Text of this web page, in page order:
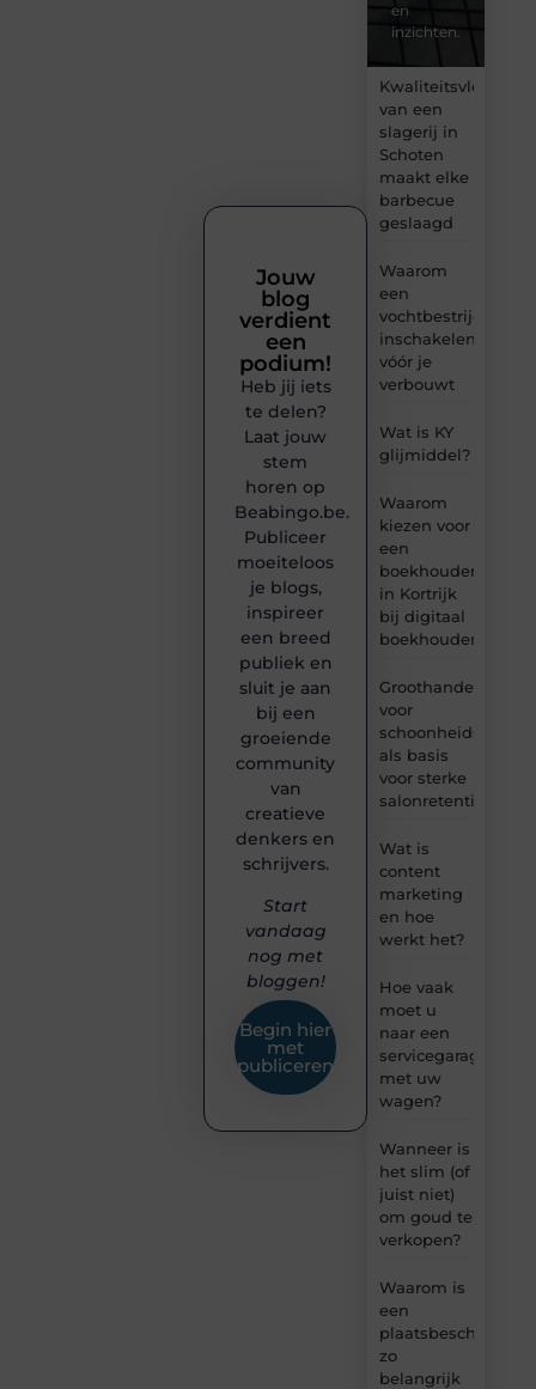
en
inzichten.
Kwaliteitsvlees
van een
slagerij in
Schoten
maakt elke
barbecue
geslaagd
Waarom
een
inschakelen
vóór je
verbouwt
Wat is KY
glijmiddel?
Waarom
kiezen voor
een
boekhouder
in Kortrijk
bij digitaal
boekhouden?
Groothandel
voor
als basis
voor sterke
salonretentie
Wat is
content
marketing
en hoe
werkt het?
Hoe vaak
moet u
naar een
servicegarage
met uw
wagen?
Wanneer is
het slim (of
juist niet)
om goud te
verkopen?
Waarom is
een
plaatsbeschrijving
zo
belangrijk
Jouw
blog
verdient
een
podium!
Heb jij iets
te delen?
Laat jouw
stem
horen op
Beabingo.be.
Publiceer
moeiteloos
je blogs,
inspireer
een breed
publiek en
sluit je aan
bij een
groeiende
community
van
creatieve
denkers en
schrijvers.
Start
vandaag
nog met
bloggen!
Begin hier
met
publiceren